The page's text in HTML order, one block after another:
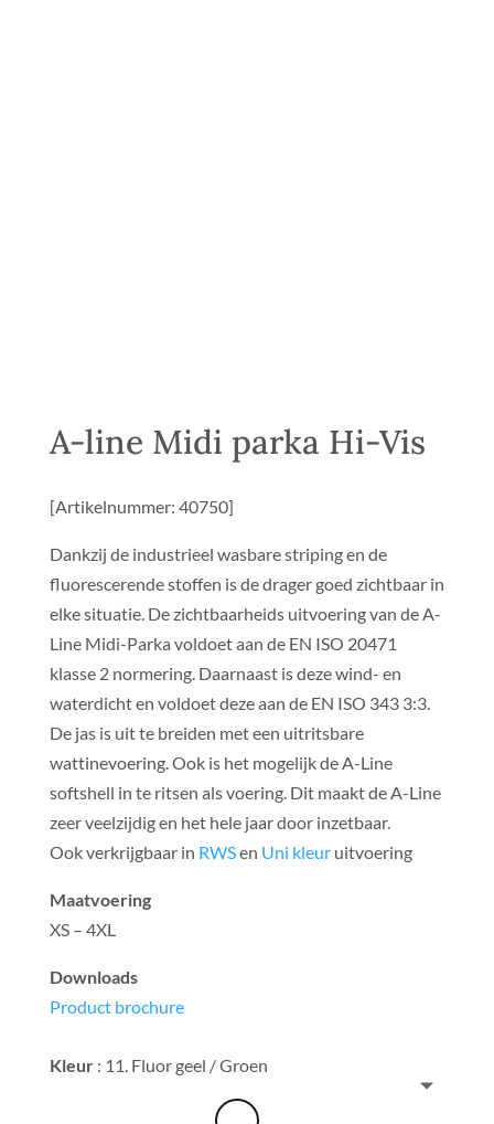
A-line Midi parka Hi-Vis
[Artikelnummer: 40750]
Dankzij de industrieel wasbare striping en de
fluorescerende stoffen is de drager goed zichtbaar in
elke situatie. De zichtbaarheids uitvoering van de A-
Line Midi-Parka voldoet aan de EN ISO 20471
klasse 2 normering. Daarnaast is deze wind- en
waterdicht en voldoet deze aan de EN ISO 343 3:3.
De jas is uit te breiden met een uitritsbare
wattinevoering. Ook is het mogelijk de A-Line
softshell in te ritsen als voering. Dit maakt de A-Line
zeer veelzijdig en het hele jaar door inzetbaar.
Ook verkrijgbaar in RWSen Uni kleuruitvoering
Maatvoering
XS – 4XL
Downloads
Product brochure
Kleur : 11. Fluor geel / Groen